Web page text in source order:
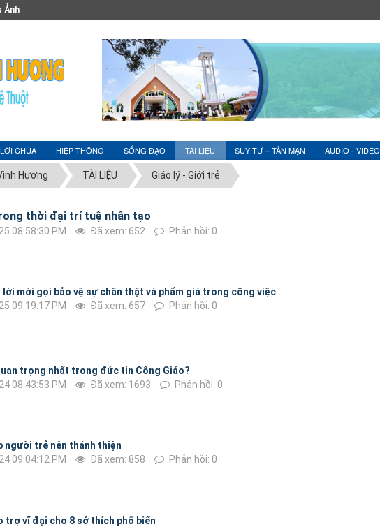
Ảnh
LỜI CHÚA HIỆP THÔNG SỐNG ĐẠO TÀI LIỆU SUY TƯ – TẢN MẠN AUDIO - VIDEO
Hương TÀI LIỆU Giáo lý - Giới trẻ
thời đại trí tuệ nhân tạo
08:58:30 PM Đã xem: 652 Phản hồi: 0
lời mời gọi bảo vệ sự chân thật và phẩm giá trong công việc
09:19:17 PM
Đã xem: 657 Phản hồi: 0
trọng nhất trong đức tin Công Giáo?
08:43:53 PM
Đã xem: 1693 Phản hồi: 0
người trẻ nên thánh thiện
09:04:12 PM
Đã xem: 858 Phản hồi: 0
trợ vĩ đại cho 8 sở thích phổ biến